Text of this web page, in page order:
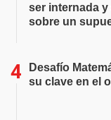
ser internada
sobre un
Desafío
su clave en el